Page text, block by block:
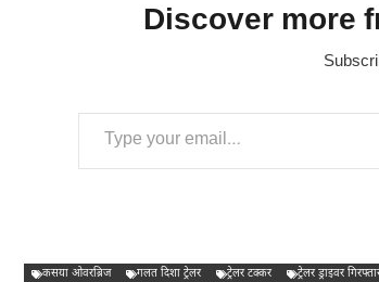
Discover more
Type your email…
कसया ओवरब्रिज गलत दिशा ट्रेलर ट्रेलर टक्कर ट्रेलर ड्राइवर